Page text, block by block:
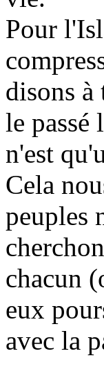
Pour
disons
le
n'est
Cela
peuples
chacun
eux
avec la